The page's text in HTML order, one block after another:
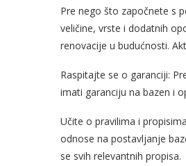
Pre nego što započnete s
veličine, vrste i dodatnih
renovacije u budućnosti.
Raspitajte se o garanciji:
imati garanciju na bazen i
Učite o pravilima i
odnose na postavljanje
se svih relevantnih propisa.